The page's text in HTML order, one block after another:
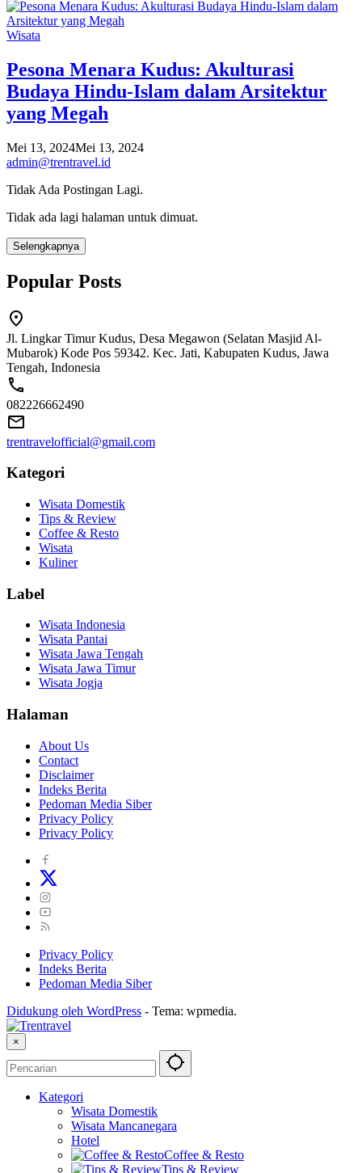
Wisata
Pesona Menara Kudus: Akulturasi
Budaya Hindu-Islam dalam Arsitektur
yang Megah
Mei 13, 2024Mei 13, 2024
admin@trentravel.id
Tidak Ada Postingan Lagi.
Tidak ada lagi halaman untuk dimuat.
Selengkapnya
Popular Posts
Jl. Lingkar Timur Kudus, Desa Megawon (Selatan Masjid Al-
Mubarok) Kode Pos 59342. Kec. Jati, Kabupaten Kudus, Jawa
Tengah, Indonesia
082226662490
trentravelofficial@gmail.com
Kategori
Wisata Domestik
Tips & Review
Coffee & Resto
Wisata
Kuliner
Label
Wisata Indonesia
Wisata Pantai
Wisata Jawa Tengah
Wisata Jawa Timur
Wisata Jogja
Halaman
About Us
Contact
Disclaimer
Indeks Berita
Pedoman Media Siber
Privacy Policy
Privacy Policy
Privacy Policy
Indeks Berita
Pedoman Media Siber
Didukung oleh WordPress - Tema: wpmedia.
×
Kategori
Wisata Domestik
Wisata Mancanegara
Hotel
Coffee & Resto
Tips & Review